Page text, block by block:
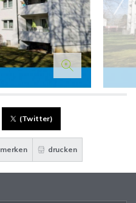
(Twitter)
merken drucken